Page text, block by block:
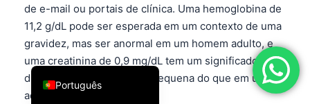
de e-mail ou portais de clínica. Uma hemoglobina de
11,2 g/dL pode ser esperada em um contexto de uma
gravidez, mas ser anormal em um homem adulto, e
uma creatinina de 0,9 mg/dL tem um significado
diferente em uma criança pequena do que em um
adulto de 95 kg.
Português
English
Deutsch
العربية